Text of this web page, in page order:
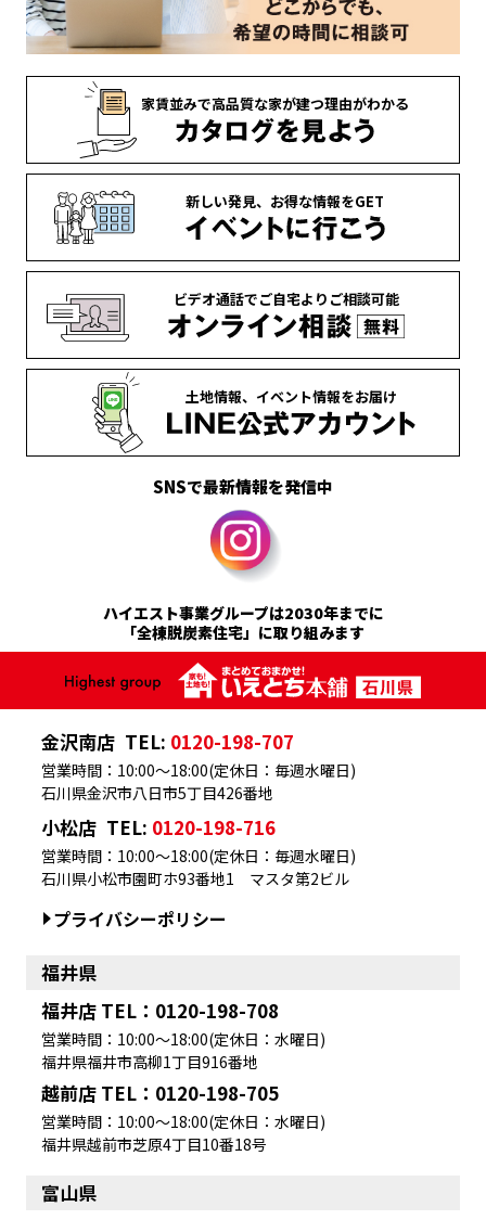
家賃並みで高品質な家が建つ理由がわかる
新しい発見、 お得な情報をGET
ビデオ通話でご自宅より ご相談可能
土地情報、 イベント情報をお届け
SNSで最新情報を発信中
ハイエスト事業グループは2030年までに
「全棟脱炭素住宅」に取り組みます
金沢南店 TEL: 0120-198-707
石川県金沢市八日市5丁目426番地
営業時間：10:00～18:00(定休日：毎週水曜日)
小松店 TEL: 0120-198-716
石川県小松市園町ホ93番地1 マスタ第2ビル
営業時間：10:00～18:00(定休日：毎週水曜日)
プライバシーポリシー
福井県
福井店 TEL：0120-198-708
営業時間：10:00～18:00(定休日：水曜日)
福井県福井市高柳1丁目916番地
越前店 TEL：0120-198-705
営業時間：10:00～18:00(定休日：水曜日)
福井県越前市芝原4丁目10番18号
富山県